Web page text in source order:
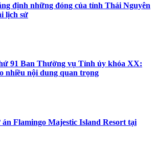
định những đóng của tỉnh Thái Nguyên
lịch sử
91 Ban Thường vụ Tỉnh ủy khóa XX:
nhiều nội dung quan trọng
Flamingo Majestic Island Resort tại